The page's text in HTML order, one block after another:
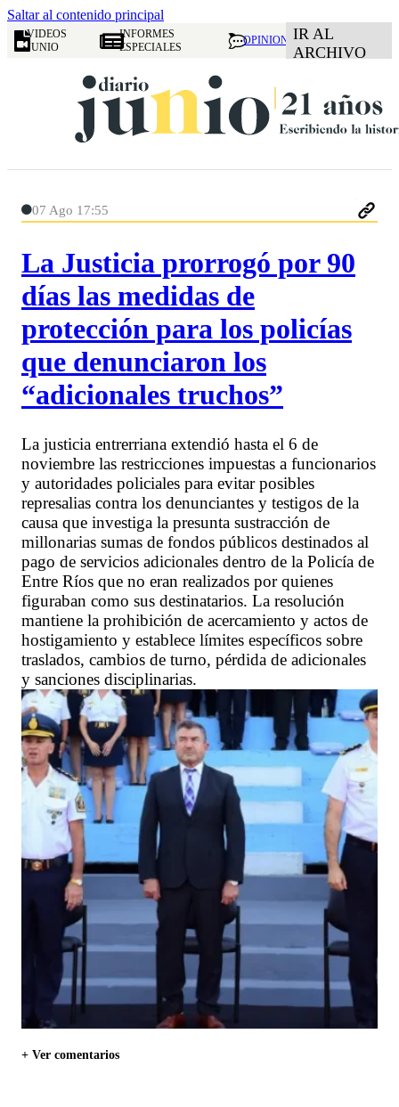
Saltar al contenido principal
VIDEOS
JUNIO
INFORMES
ESPECIALES
OPINION IR AL
ARCHIVO
07 Ago 17:55
La Justicia prorrogó por 90
días las medidas de
protección para los policías
que denunciaron los
“adicionales truchos”
La justicia entrerriana extendió hasta el 6 de
noviembre las restricciones impuestas a funcionarios
y autoridades policiales para evitar posibles
represalias contra los denunciantes y testigos de la
causa que investiga la presunta sustracción de
millonarias sumas de fondos públicos destinados al
pago de servicios adicionales dentro de la Policía de
Entre Ríos que no eran realizados por quienes
figuraban como sus destinatarios. La resolución
mantiene la prohibición de acercamiento y actos de
hostigamiento y establece límites específicos sobre
traslados, cambios de turno, pérdida de adicionales
y sanciones disciplinarias.
+ Ver comentarios